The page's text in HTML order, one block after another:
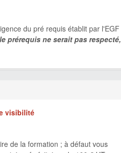
du pré requis établit par l'EGF
prérequis ne serait pas respecté,
visibilité
de la formation ; à défaut vous